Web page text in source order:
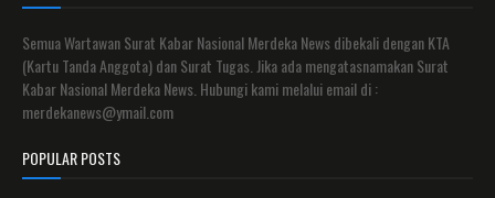
Semua Wartawan Surat Kabar Nasional Merdeka News dibekali dengan KTA
(Kartu Tanda Anggota) dan Surat Tugas. Jika ada mengatasnamakan Surat
Kabar Nasional Merdeka News. Hubungi kami melalui email di :
merdekanews@ymail.com
POPULAR POSTS